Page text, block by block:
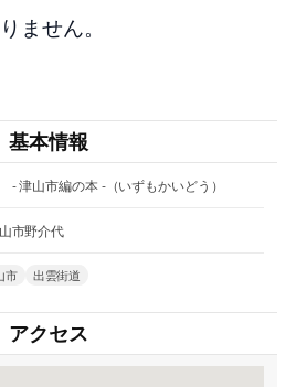
ません。
基本情報
津山市編の本 -（いずもかいどう）
市野介代
市 出雲街道
アクセス